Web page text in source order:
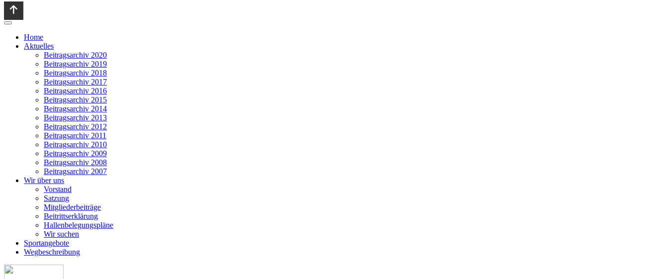
Home
Aktuelles
Beitragsarchiv 2020
Beitragsarchiv 2019
Beitragsarchiv 2018
Beitragsarchiv 2017
Beitragsarchiv 2016
Beitragsarchiv 2015
Beitragsarchiv 2014
Beitragsarchiv 2013
Beitragsarchiv 2012
Beitragsarchiv 2011
Beitragsarchiv 2010
Beitragsarchiv 2009
Beitragsarchiv 2008
Beitragsarchiv 2007
Wir über uns
Vorstand
Satzung
Mitgliederbeiträge
Beitrittserklärung
Hallenbelegungspläne
Wir suchen
Sportangebote
Wegbeschreibung